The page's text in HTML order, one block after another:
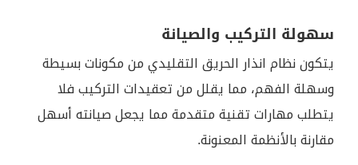
سهولة التركيب والصيانة
يتكون نظام انذار الحريق التقليدي من مكونات بسيطة
وسهلة الفهم، مما يقلل من تعقيدات التركيب فلا
يتطلب مهارات تقنية متقدمة مما يجعل صيانته أسهل
مقارنة بالأنظمة المعنونة.